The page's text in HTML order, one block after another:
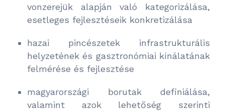
vonzerejük alapján való kategorizálása,
esetleges fejlesztéseik konkretizálása
hazai pincészetek infrastrukturális
helyzetének és gasztronómiai kínálatának
felmérése és fejlesztése
magyarországi borutak definiálása,
valamint azok lehetőség szerinti